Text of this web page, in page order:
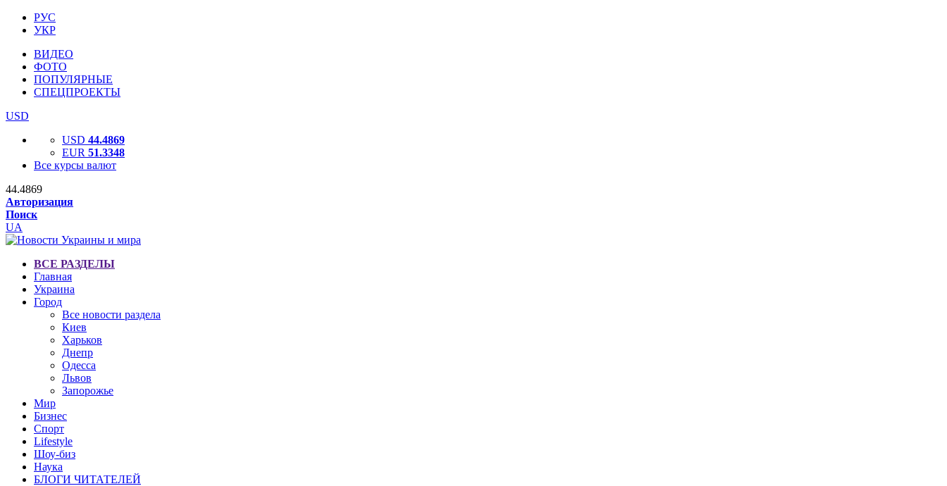
РУС
УКР
ВИДЕО
ФОТО
ПОПУЛЯРНЫЕ
СПЕЦПРОЕКТЫ
USD
USD 44.4869
EUR 51.3348
Все курсы валют
44.4869
Авторизация
Поиск
UA
ВСЕ РАЗДЕЛЫ
Главная
Украина
Город
Все новости раздела
Киев
Харьков
Днепр
Одесса
Львов
Запорожье
Мир
Бизнес
Спорт
Lifestyle
Шоу-биз
Наука
БЛОГИ ЧИТАТЕЛЕЙ